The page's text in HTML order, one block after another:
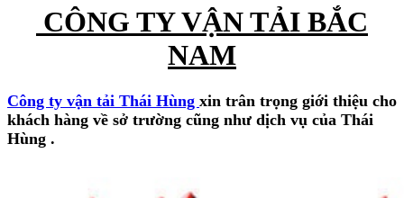
CÔNG TY VẬN TẢI BẮC
NAM
Công ty vận tải Thái Hùng xin trân trọng giới thiệu cho
khách hàng về sở trường cũng như dịch vụ của Thái
Hùng .